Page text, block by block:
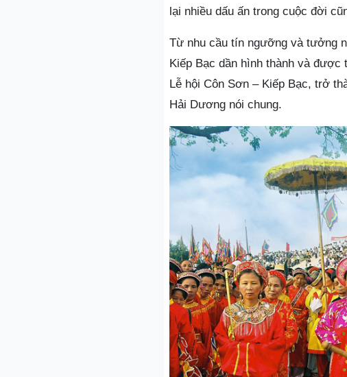
lại nhiều dấu ấn trong cuộc đời
Từ nhu cầu tín ngưỡng và tưởng
Kiếp Bạc dần hình thành và
Lễ hội Côn Sơn – Kiếp Bạc, trở
Hải Dương nói chung.